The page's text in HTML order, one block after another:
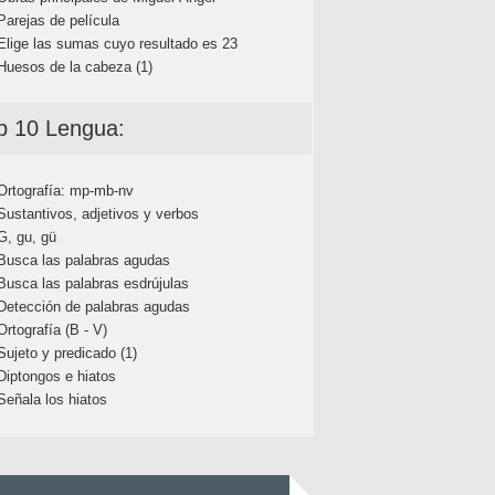
de película
las sumas cuyo resultado es 23
de la cabeza (1)
10 Lengua:
mp-mb-nv
adjetivos y verbos
gu, gü
las palabras agudas
las palabras esdrújulas
de palabras agudas
(B - V)
y predicado (1)
e hiatos
los hiatos